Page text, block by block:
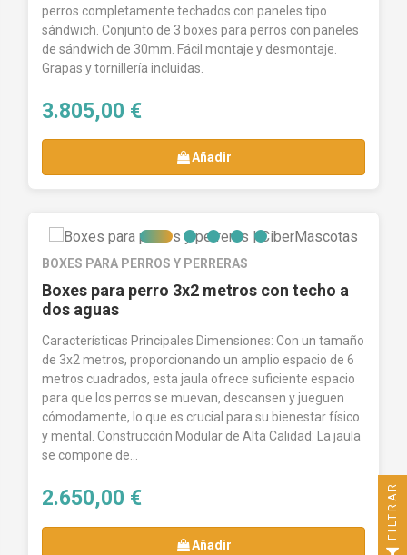
perros completamente techados con paneles tipo
sándwich. Conjunto de 3 boxes para perros con paneles
de sándwich de 30mm. Fácil montaje y desmontaje.
Grapas y tornillería incluidas.
3.805,00 €
Añadir
BOXES PARA PERROS Y PERRERAS
Boxes para perro 3x2 metros con techo a
dos aguas
Características Principales Dimensiones: Con un tamaño
de 3x2 metros, proporcionando un amplio espacio de 6
metros cuadrados, esta jaula ofrece suficiente espacio
para que los perros se muevan, descansen y jueguen
cómodamente, lo que es crucial para su bienestar físico
y mental. Construcción Modular de Alta Calidad: La jaula
se compone de...
2.650,00 €
Añadir
FILTRAR